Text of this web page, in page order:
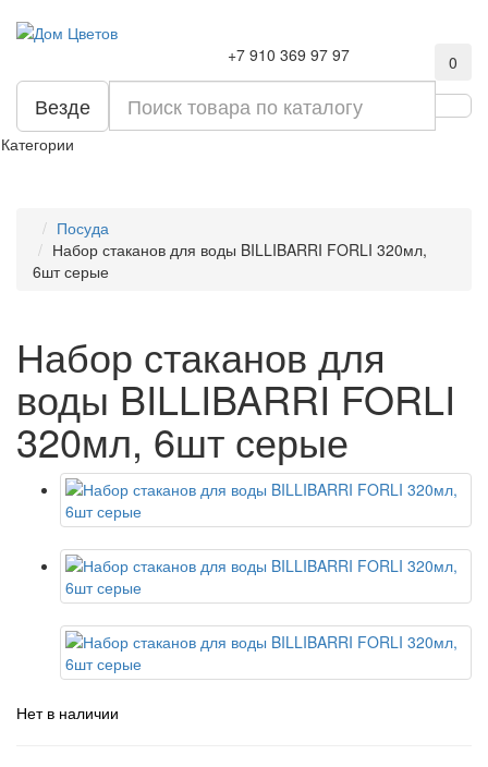
+7 910 369 97 97 0
Везде
Категории
Посуда
Набор стаканов для воды BILLIBARRI FORLI 320мл,
6шт серые
Набор стаканов для
воды BILLIBARRI FORLI
320мл, 6шт серые
Нет в наличии